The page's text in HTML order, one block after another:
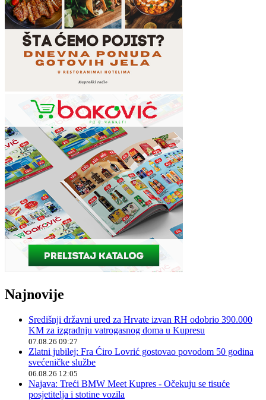
Najnovije
Središnji državni ured za Hrvate izvan RH odobrio 390.000
KM za izgradnju vatrogasnog doma u Kupresu
07.08.26 09:27
Zlatni jubilej: Fra Ćiro Lovrić gostovao povodom 50 godina
svećeničke službe
06.08.26 12:05
Najava: Treći BMW Meet Kupres - Očekuju se tisuće
posjetitelja i stotine vozila